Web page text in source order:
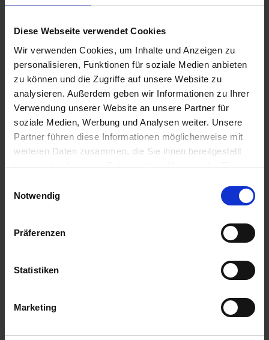
Diese Webseite verwendet Cookies
Wir verwenden Cookies, um Inhalte und Anzeigen zu
personalisieren, Funktionen für soziale Medien anbieten
zu können und die Zugriffe auf unsere Website zu
analysieren. Außerdem geben wir Informationen zu Ihrer
Verwendung unserer Website an unsere Partner für
soziale Medien, Werbung und Analysen weiter. Unsere
Partner führen diese Informationen möglicherweise mit
weiteren Daten zusammen, die Sie ihnen bereitgestellt
haben oder die sie im Rahmen Ihrer Nutzung der Dienste
Notwendig
Präferenzen
Statistiken
Marketing
BAT Pro LHF Outdoor FREE, fein
Artikel-Nr.: 26465-32-cfg